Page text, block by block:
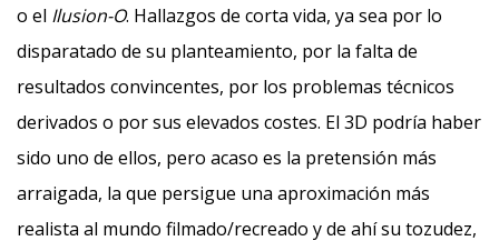
o el Ilusion-O. Hallazgos de corta vida, ya sea por lo
disparatado de su planteamiento, por la falta de
resultados convincentes, por los problemas técnicos
derivados o por sus elevados costes. El 3D podría haber
sido uno de ellos, pero acaso es la pretensión más
arraigada, la que persigue una aproximación más
realista al mundo filmado/recreado y de ahí su tozudez,